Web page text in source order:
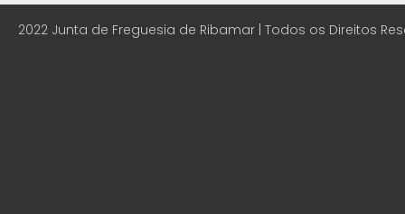
2022 Junta de Freguesia de Ribamar | Todos os Direitos